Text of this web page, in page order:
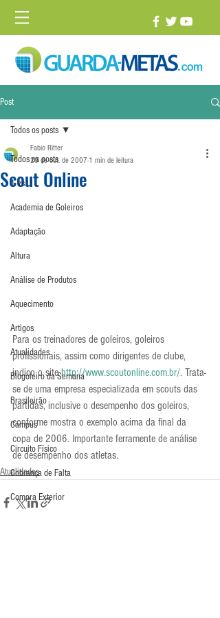
Post
Todos os posts
1 vs. 1
Academia de Goleiros
Adaptação
Altura
Análise de Produtos
Aquecimento
Artigos
Atualidades
Blogoleiro da Semana
Brasileirão
Campus
Circuito Físico
Cobrança de Falta
Compra Exterior
Todos os posts
Scout Online
Fabio Ritter
29 de out. de 2007 1 min de leitura
Para os treinadores de goleiros, goleiros
profissionais, assim como dirigentes de clube,
indico o site http://www.scoutonline.com.br/. Trata-
se de uma empresa especializada em scouts das
partidas, inclusive o desempenho dos goleiros,
conforme mostra o exemplo acima da final da
copa de 2006. Importante ferramente de análise
de desempenho dos atletas.
Atualidades